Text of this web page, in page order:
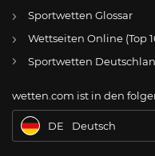
Sportwetten Glossar
Wettseiten Online (Top
Sportwetten
wetten.com ist in den
AT Online Wetten
CH Online
Apostas Online
DE
Deutsch